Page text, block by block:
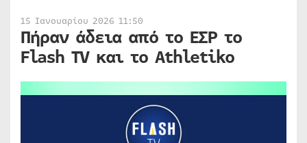
15 Ιανουαρίου 2026 11:50
Πήραν άδεια από το ΕΣΡ το
Flash TV και το Athletiko